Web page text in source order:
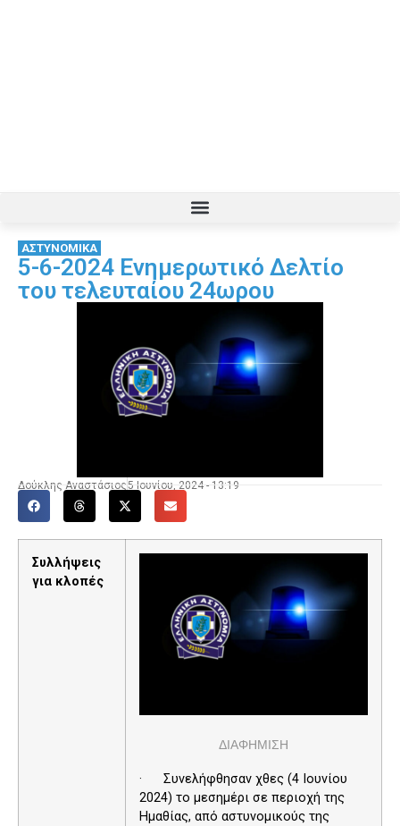
ΑΣΤΥΝΟΜΙΚΑ
5-6-2024 Ενημερωτικό Δελτίο
του τελευταίου 24ωρου
Δούκλης Αναστάσιος5 Ιουνίου, 2024 - 13:19
Συλλήψεις
για κλοπές
ΔΙΑΦΗΜΙΣΗ
· Συνελήφθησαν χθες (4 Ιουνίου
2024) το μεσημέρι σε περιοχή της
Ημαθίας, από αστυνομικούς της